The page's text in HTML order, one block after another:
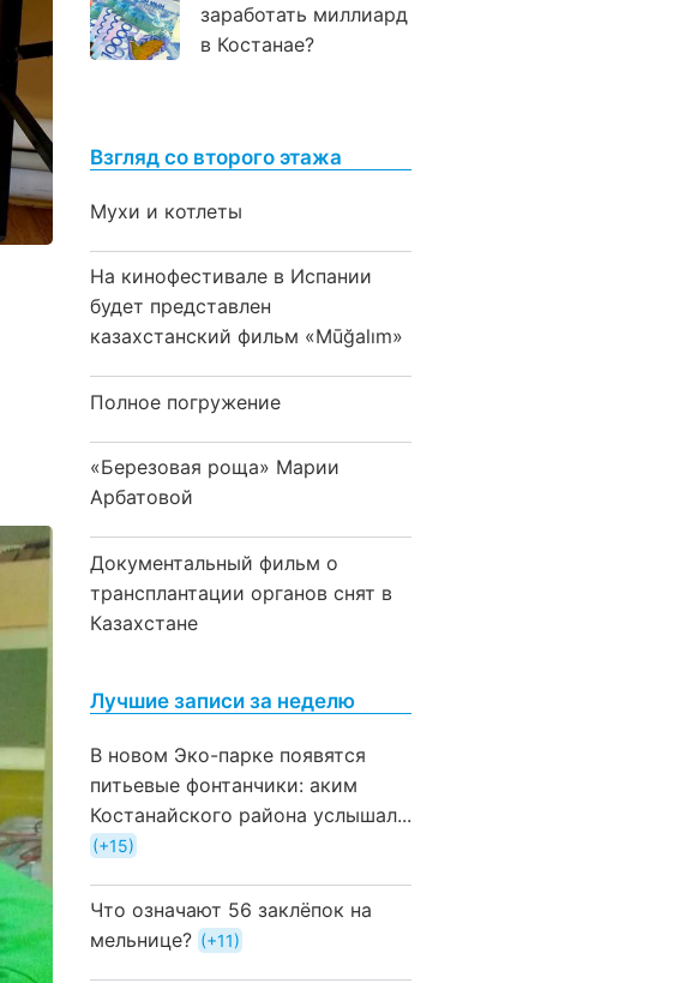
заработать миллиард
в Костанае?
Взгляд со второго этажа
Мухи и котлеты
На кинофестивале в Испании
будет представлен
казахстанский фильм «Mūğalım»
Полное погружение
«Березовая роща» Марии
Арбатовой
Документальный фильм о
трансплантации органов снят в
Казахстане
Лучшие записи за неделю
В новом Эко-парке появятся
питьевые фонтанчики: аким
Костанайского района услышал...
+15
Что означают 56 заклёпок на
мельнице?
+11